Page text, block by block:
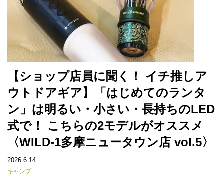
【ショップ店員に聞く！ イチ推しア
ウトドアギア】「はじめてのランタ
ン」は明るい・小さい・長持ちのLED
式で！ こちらの2モデルがオススメ
〈WILD-1多摩ニュータウン店 vol.5〉
2026.6.14
キャンプ